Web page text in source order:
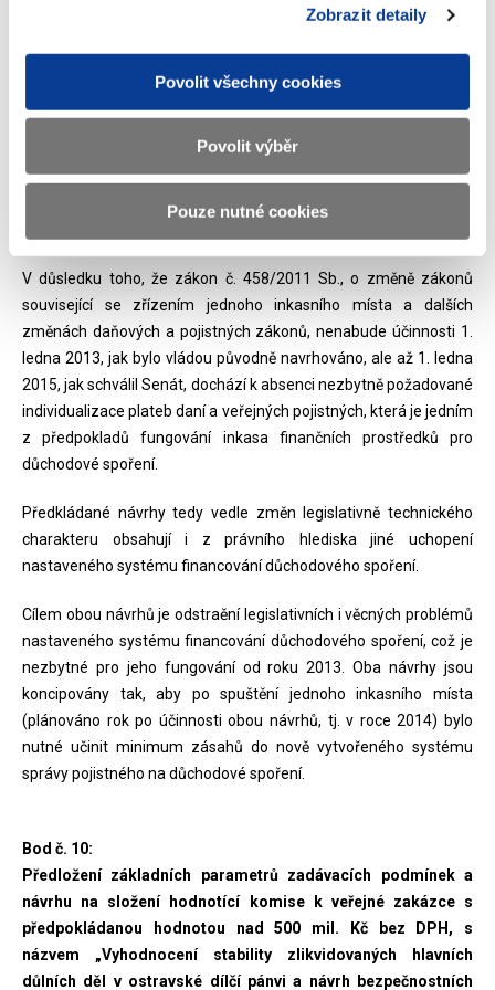
Zobrazit detaily
Povolit všechny cookies
Povolit výběr
Pouze nutné cookies
Návrh zákona o pojistném na důchodové spoření a návrh
Ministerstvo financí předkládá vládě návrh zákona o pojistném
na důchodové spoření a návrh zákona o změně zákonů v
V důsledku toho, že zákon č. 458/2011 Sb., o změně zákonů
související se zřízením jednoho inkasního místa a dalších
změnách daňových a pojistných zákonů, nenabude účinnosti 1.
ledna 2013, jak bylo vládou původně navrhováno, ale až 1. ledna
2015, jak schválil Senát, dochází k absenci nezbytně požadované
individualizace plateb daní a veřejných pojistných, která je jedním
z předpokladů fungování inkasa finančních prostředků pro
důchodové spoření.
Předkládané návrhy tedy vedle změn legislativně technického
charakteru obsahují i z právního hlediska jiné uchopení
nastaveného systému financování důchodového spoření.
Cílem obou návrhů je odstraění legislativních i věcných problémů
nastaveného systému financování důchodového spoření, což je
nezbytné pro jeho fungování od roku 2013. Oba návrhy jsou
koncipovány tak, aby po spuštění jednoho inkasního místa
(plánováno rok po účinnosti obou návrhů, tj. v roce 2014) bylo
nutné učinit minimum zásahů do nově vytvořeného systému
správy pojistného na důchodové spoření.
Bod č. 10:
Předložení základních parametrů zadávacích podmínek a
návrhu na složení hodnotící komise k veřejné zakázce s
předpokládanou hodnotou nad 500 mil. Kč bez DPH, s
názvem „Vyhodnocení stability zlikvidovaných hlavních
důlních děl v ostravské dílčí pánvi a návrh bezpečnostních